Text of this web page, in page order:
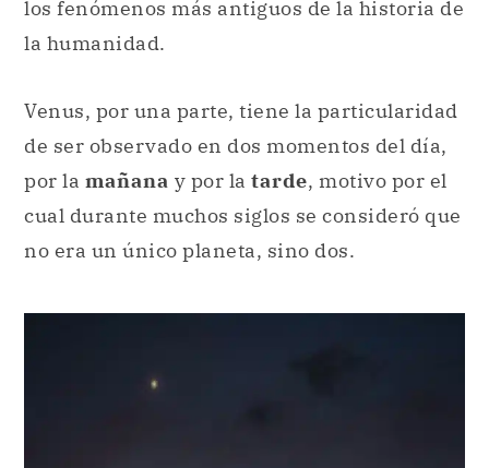
los fenómenos más antiguos de la historia de
la humanidad.
Venus, por una parte, tiene la particularidad
de ser observado en dos momentos del día,
por la mañana y por la tarde, motivo por el
cual durante muchos siglos se consideró que
no era un único planeta, sino dos.